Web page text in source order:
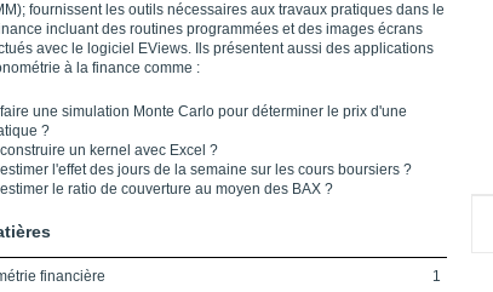
fournissent les outils nécessaires aux travaux pratiques dans le
incluant des routines programmées et des images écrans
avec le logiciel EViews. Ils présentent aussi des applications
à la finance comme :
une simulation Monte Carlo pour déterminer le prix d'une
?
un kernel avec Excel ?
l'effet des jours de la semaine sur les cours boursiers ?
le ratio de couverture au moyen des BAX ?
financière 1